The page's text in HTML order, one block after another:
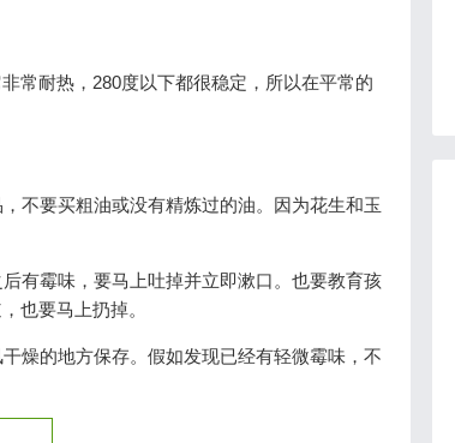
常耐热，280度以下都很稳定，所以在平常的
不要买粗油或没有精炼过的油。因为花生和玉
有霉味，要马上吐掉并立即漱口。也要教育孩
也要马上扔掉。
燥的地方保存。假如发现已经有轻微霉味，不